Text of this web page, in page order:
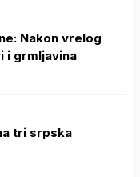
Nakon vrelog
i grmljavina
tri srpska